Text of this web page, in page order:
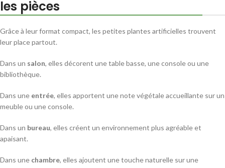
les pièces
Grâce à leur format compact, les petites plantes artificielles trouvent
leur place partout.
Dans un salon, elles décorent une table basse, une console ou une
bibliothèque.
Dans une entrée, elles apportent une note végétale accueillante sur un
meuble ou une console.
Dans un bureau, elles créent un environnement plus agréable et
apaisant.
Dans une chambre, elles ajoutent une touche naturelle sur une